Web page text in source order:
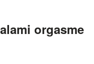
orgasme